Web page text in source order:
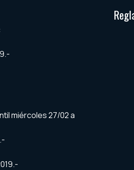
miércoles 27/02 a